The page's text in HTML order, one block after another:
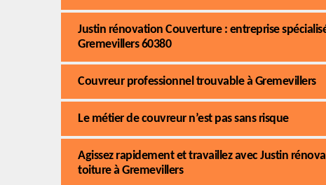
Justin rénovation Couverture : entreprise
Gremevillers 60380
Couvreur professionnel trouvable à Gremevillers
Le métier de couvreur n’est pas sans risque
Agissez rapidement et travaillez avec Justin
toiture à Gremevillers